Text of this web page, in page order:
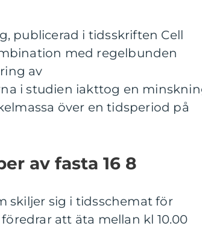
publicerad i tidsskriften Cell
med regelbunden
av
i studien iakttog en
över en tidsperiod på
av fasta 16 8
skiljer sig i tidsschemat för
att äta mellan kl 10.00